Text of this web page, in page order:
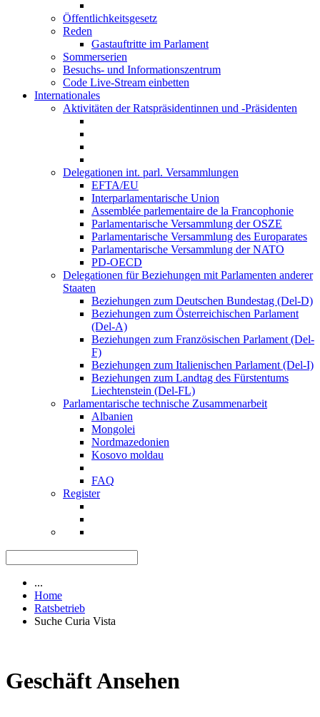
Öffentlichkeitsgesetz
Reden
Gastauftritte im Parlament
Sommerserien
Besuchs- und Informationszentrum
Code Live-Stream einbetten
Internationales
Aktivitäten der Ratspräsidentinnen und -Präsidenten
Delegationen int. parl. Versammlungen
EFTA/EU
Interparlamentarische Union
Assemblée parlementaire de la Francophonie
Parlamentarische Versammlung der OSZE
Parlamentarische Versammlung des Europarates
Parlamentarische Versammlung der NATO
PD-OECD
Delegationen für Beziehungen mit Parlamenten anderer
Staaten
Beziehungen zum Deutschen Bundestag (Del-D)
Beziehungen zum Österreichischen Parlament
(Del-A)
Beziehungen zum Französischen Parlament (Del-
F)
Beziehungen zum Italienischen Parlament (Del-I)
Beziehungen zum Landtag des Fürstentums
Liechtenstein (Del-FL)
Parlamentarische technische Zusammenarbeit
Albanien
Mongolei
Nordmazedonien
Kosovo moldau
FAQ
Register
...
Home
Ratsbetrieb
Suche Curia Vista
Geschäft Ansehen